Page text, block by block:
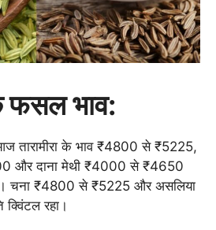
फसल भाव:
तारामीरा के भाव ₹4800 से ₹5225,
और दाना मेथी ₹4000 से ₹4650
चना ₹4800 से ₹5225 और असलिया
रहा।